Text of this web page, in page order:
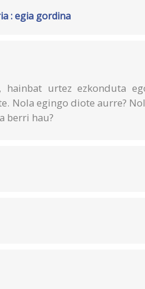
: egia gordina
hainbat urtez ezkonduta
Nola egingo diote aurre?
berri hau?